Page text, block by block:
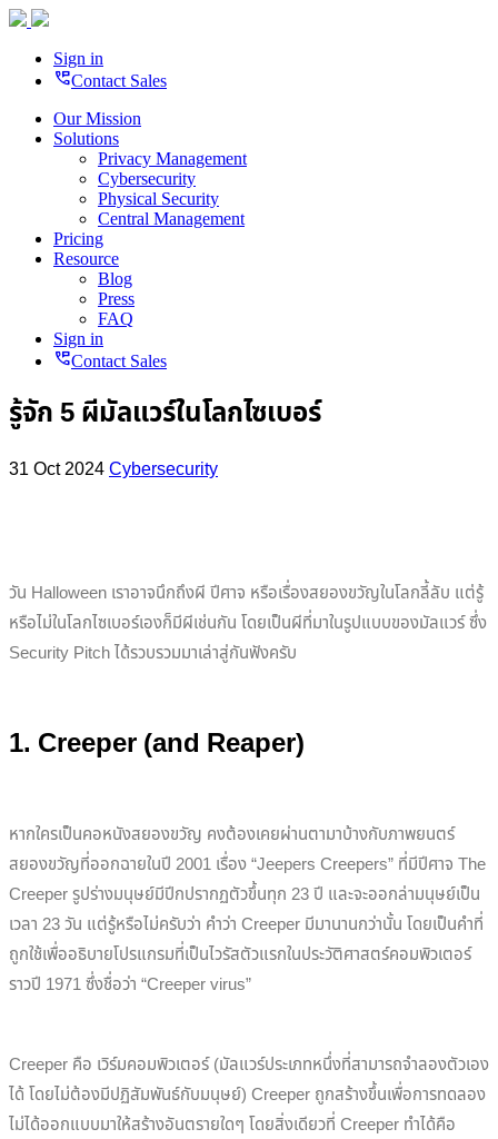
Sign in
perm_phone_msgContact Sales
Our Mission
Solutions
Privacy Management
Cybersecurity
Physical Security
Central Management
Pricing
Resource
Blog
Press
FAQ
Sign in
perm_phone_msgContact Sales
รู้จัก 5 ผีมัลแวร์ในโลกไซเบอร์
31 Oct 2024Cybersecurity
วัน Halloween เราอาจนึกถึงผี ปีศาจ หรือเรื่องสยองขวัญในโลกลี้ลับ แต่รู้
หรือไม่ในโลกไซเบอร์เองก็มีผีเช่นกัน โดยเป็นผีที่มาในรูปแบบของมัลแวร์ ซึ่ง
Security Pitch ได้รวบรวมมาเล่าสู่กันฟังครับ
1. Creeper (and Reaper)
หากใครเป็นคอหนังสยองขวัญ คงต้องเคยผ่านตามาบ้างกับภาพยนตร์
สยองขวัญที่ออกฉายในปี 2001 เรื่อง “Jeepers Creepers” ที่มีปีศาจ The
Creeperรูปร่างมนุษย์มีปีกปรากฏตัวขึ้นทุก 23 ปี และจะออกล่ามนุษย์เป็น
เวลา 23 วัน แต่รู้หรือไม่ครับว่า คำว่า Creeper มีมานานกว่านั้น โดยเป็นคำที่
ถูกใช้เพื่ออธิบายโปรแกรมที่เป็นไวรัสตัวแรกในประวัติศาสตร์คอมพิวเตอร์
ราวปี 1971 ซึ่งชื่อว่า “Creeper virus”
Creeper คือ เวิร์มคอมพิวเตอร์ (มัลแวร์ประเภทหนึ่งที่สามารถจำลองตัวเอง
ได้ โดยไม่ต้องมีปฏิสัมพันธ์กับมนุษย์) Creeper ถูกสร้างขึ้นเพื่อการทดลอง
ไม่ได้ออกแบบมาให้สร้างอันตรายใดๆ โดยสิ่งเดียวที่ Creeper ทำได้คือ